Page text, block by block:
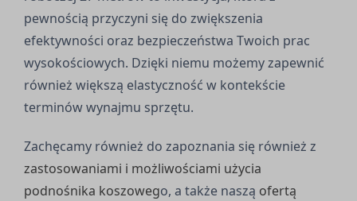
pewnością przyczyni się do zwiększenia
efektywności oraz bezpieczeństwa Twoich prac
wysokościowych. Dzięki niemu możemy zapewnić
również większą elastyczność w kontekście
terminów wynajmu sprzętu.
Zachęcamy również do zapoznania się również z
zastosowaniami i możliwościami użycia
podnośnika koszowego, a także naszą ofertą